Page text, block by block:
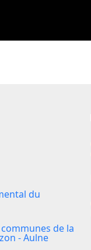
du
de la
- Aulne